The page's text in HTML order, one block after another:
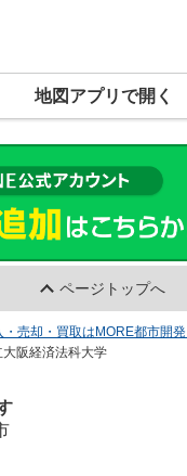
地図アプリで開く
ページトップへ
・売却・買取はMORE都市開発
大阪経済法科大学